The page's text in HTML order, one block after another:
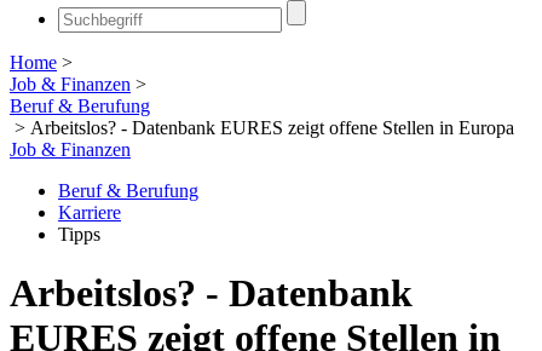
Home >
Job & Finanzen >
Beruf & Berufung
> Arbeitslos? - Datenbank EURES zeigt offene Stellen in Europa
Job & Finanzen
Beruf & Berufung
Karriere
Tipps
Arbeitslos? - Datenbank
EURES zeigt offene Stellen in